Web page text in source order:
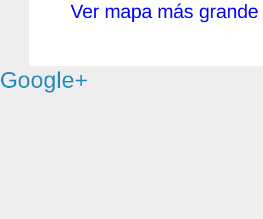
Ver mapa más grande
Google+